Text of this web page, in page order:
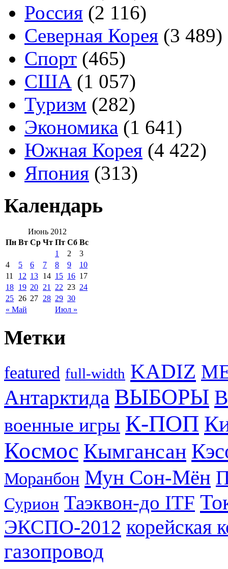
Россия (2 116)
Северная Корея (3 489)
Спорт (465)
США (1 057)
Туризм (282)
Экономика (1 641)
Южная Корея (4 422)
Япония (313)
Календарь
Июнь 2012
Пн Вт Ср Чт Пт Сб Вс
« Май Июл »
1 2
3
4
5 6 7 8 9
10
11
12 13 14 15 16 17
18 19 20 21 22 23 24
25 26 27 28 29 30
Метки
featured full-width KADIZ
Антарктида ВЫБОРЫ
военные игры К-ПОП
Космос Кымгансан
Моранбон Мун Сон-Мён
Сурион Таэквон-до ITF
ЭКСПО-2012 корейская
газопровод